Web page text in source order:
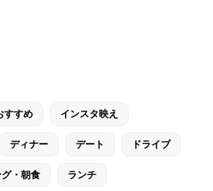
すすめ インスタ映え
ディナー デート ドライブ
・朝食 ランチ